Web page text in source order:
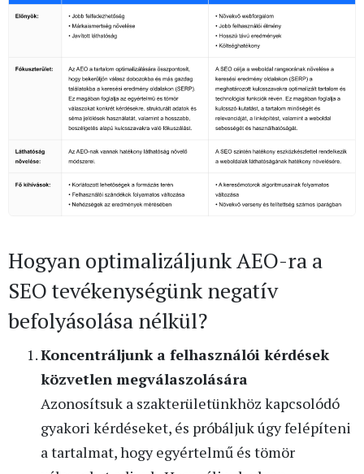
Hogyan optimalizáljunk AEO-ra a
SEO tevékenységünk negatív
befolyásolása nélkül?
Koncentráljunk a felhasználói kérdések
közvetlen megválaszolására
Azonosítsuk a szakterületünkhöz kapcsolódó
gyakori kérdéseket, és próbáljuk úgy felépíteni
a tartalmat, hogy egyértelmű és tömör